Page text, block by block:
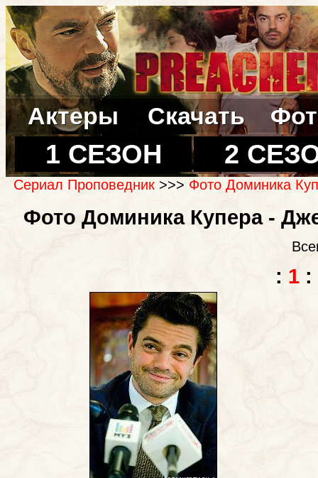
Актеры Скачать
1 СЕЗОН 2
Сериал Проповедник>>> Фото Доминика
Фото Доминика Купера -
: 1 :